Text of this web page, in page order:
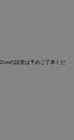
の誤差は予めご了承くだ